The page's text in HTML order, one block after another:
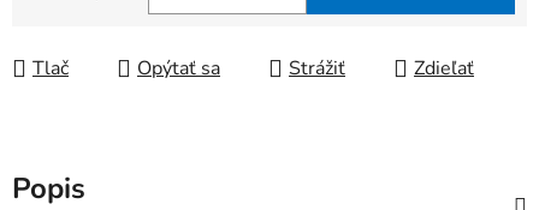
Jednotková cena:
Tlač Opýtať sa Strážiť Zdieľať
Popis